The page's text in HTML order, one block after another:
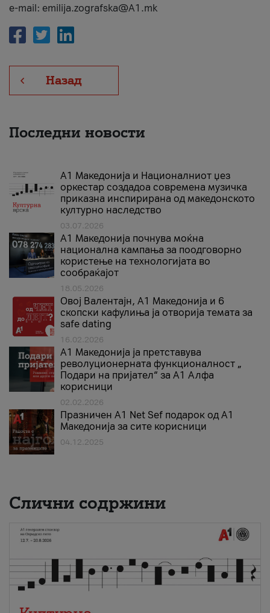
e-mail: emilija.zografska@A1.mk
Назад
Последни новости
А1 Македонија и Националниот џез
оркестар создадоа современа музичка
приказна инспирирана од македонското
културно наследство
03.07.2026
A1 Македонија почнува моќна
национална кампања за поодговорно
користење на технологијата во
сообраќајот
18.05.2026
Овој Валентајн, A1 Македонија и 6
скопски кафулиња ја отворија темата за
safe dating
16.02.2026
А1 Македонија ја претставува
револуционерната функционалност „
Подари на пријател“ за А1 Алфа
корисници
02.02.2026
Празничен A1 Net Sеf подарок од А1
Македонија за сите корисници
04.12.2025
Слични содржини